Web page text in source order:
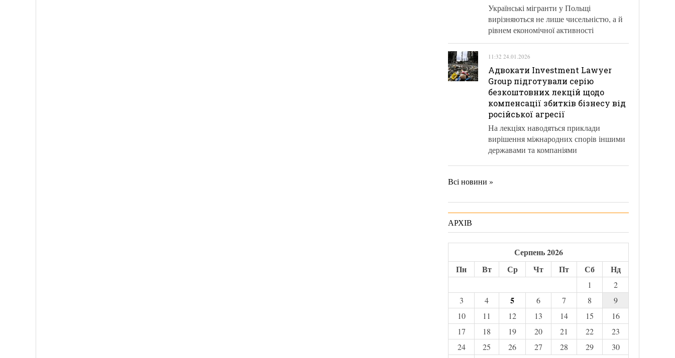
Українські мігранти у Польщі
вирізняються не лише чисельністю, а й
рівнем економічної активності
11:32 24.01.2026
Адвокати Investment Lawyer
Group підготували серію
безкоштовних лекцій щодо
компенсації збитків бізнесу від
російської агресії
На лекціях наводяться приклади
вирішення міжнародних спорів іншими
державами та компаніями
Всі новини »
АРХІВ
Серпень 2026
Пн
Вт Ср Чт Пт Сб Нд
1
2
3
4 5 6 7 8
9
10
11 12 13 14 15
16
17
18 19 20 21 22
23
24
25 26 27 28 29
30